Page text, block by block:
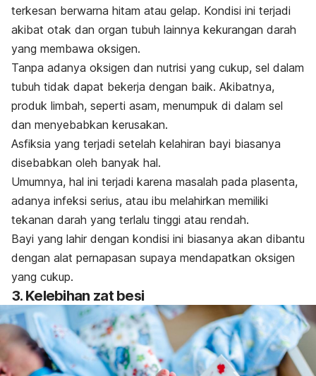
terkesan berwarna hitam atau gelap. Kondisi ini terjadi
akibat otak dan organ tubuh lainnya kekurangan darah
yang membawa oksigen.
Tanpa adanya oksigen dan nutrisi yang cukup, sel dalam
tubuh tidak dapat bekerja dengan baik. Akibatnya,
produk limbah, seperti asam, menumpuk di dalam sel
dan menyebabkan kerusakan.
Asfiksia yang terjadi setelah kelahiran bayi biasanya
disebabkan oleh banyak hal.
Umumnya, hal ini terjadi karena masalah pada plasenta,
adanya infeksi serius, atau ibu melahirkan memiliki
tekanan darah yang terlalu tinggi atau rendah.
Bayi yang lahir dengan kondisi ini biasanya akan dibantu
dengan alat pernapasan supaya mendapatkan oksigen
yang cukup.
3. Kelebihan zat besi